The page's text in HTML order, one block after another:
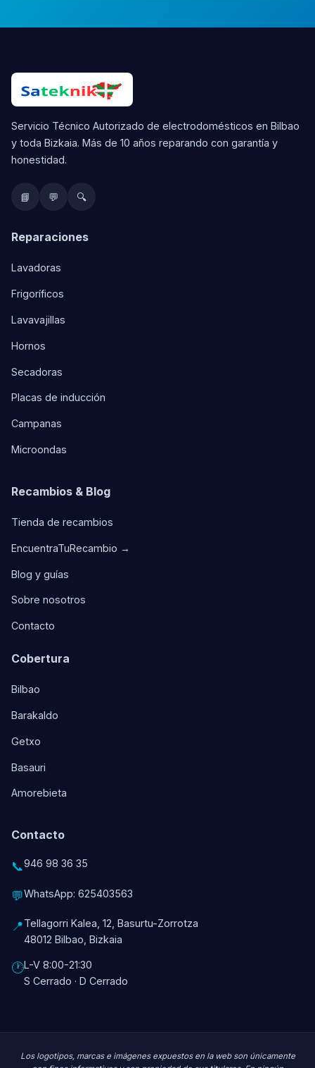
Servicio Técnico Autorizado de electrodomésticos en Bilbao
y toda Bizkaia. Más de 10 años reparando con garantía y
honestidad.
📘 💬 🔍
Reparaciones
Lavadoras
Frigoríficos
Lavavajillas
Hornos
Secadoras
Placas de inducción
Campanas
Microondas
Recambios & Blog
Tienda de recambios
EncuentraTuRecambio →
Blog y guías
Sobre nosotros
Contacto
Cobertura
Bilbao
Barakaldo
Getxo
Basauri
Amorebieta
Contacto
📞946 98 36 35
💬WhatsApp: 625403563
📍Tellagorri Kalea, 12, Basurtu-Zorrotza
48012 Bilbao, Bizkaia
🕐L-V 8:00-21:30
S Cerrado · D Cerrado
Los logotipos, marcas e imágenes expuestos en la web son únicamente